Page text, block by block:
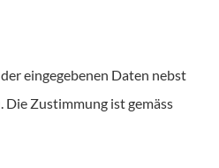
eingegebenen Daten nebst
Die Zustimmung ist gemäss